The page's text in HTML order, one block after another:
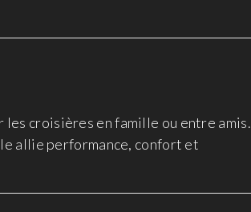
croisières en famille ou entre amis.
allie performance, confort et